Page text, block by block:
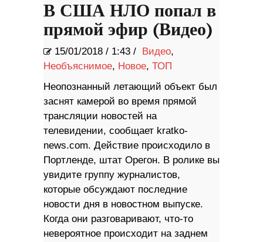
В США НЛО попал в
прямой эфир (Видео)
15/01/2018 / 1:43 / Видео,
Необъяснимое, Новое, ТОП
Неопознанный летающий объект был
заснят камерой во время прямой
трансляции новостей на
телевидении, сообщает kratko-
news.com. Действие происходило в
Портленде, штат Орегон. В ролике вы
увидите группу журналистов,
которые обсуждают последние
новости дня в новостном выпуске.
Когда они разговаривают, что-то
невероятное происходит на заднем